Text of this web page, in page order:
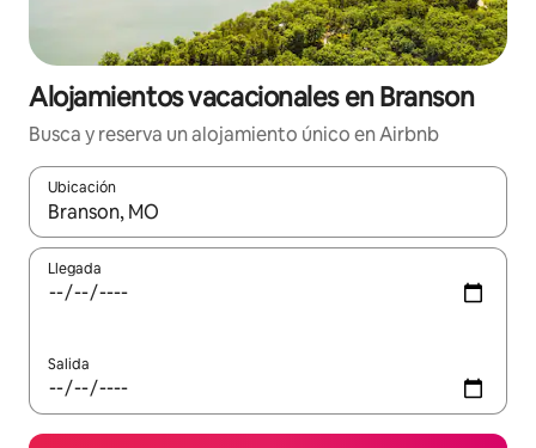
Alojamientos vacacionales en Branson
Busca y reserva un alojamiento único en Airbnb
Ubicación
Cuando los resultados estén disponibles, podrás navegar
Llegada
Salida